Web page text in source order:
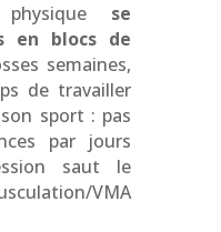
se
en blocs de
semaines,
de travailler
sport : pas
par jours
saut le
VMA